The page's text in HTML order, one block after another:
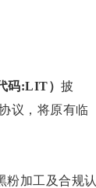
码:LIT） 披
议，将原有临
粉加工及合规认